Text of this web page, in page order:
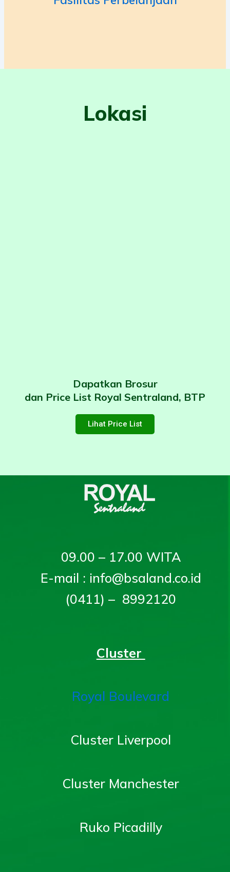
Lokasi
Dapatkan Brosur
dan Price List Royal Sentraland, BTP
Lihat Price List
09.00 – 17.00 WITA
E-mail : info@bsaland.co.id
(0411) – 8992120
Cluster
Royal Boulevard
Cluster Liverpool
Cluster Manchester
Ruko Picadilly